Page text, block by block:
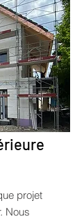
projet
Nous